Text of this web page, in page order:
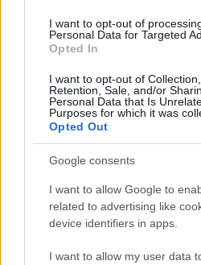
I want to opt-out of
Personal Data for Targeted
Opted In
I want to opt-out of Collection,
Retention, Sale, and/or
Personal Data that Is
Purposes for which it was
Opted Out
Google consents
I want to allow Google to
related to advertising like
device identifiers in apps.
I want to allow my user data
Δεν ήταν μόνο η ταχύτητα
στις Σέρρες με νεκρούς
απέσπασε την προσοχή
του οδηγού» λέει
πραγματογνώμονας